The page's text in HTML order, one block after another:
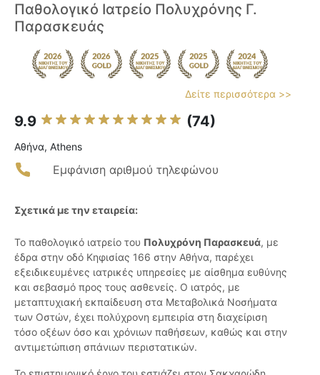
Παθολογικό Ιατρείο Πολυχρόνης Γ.
Παρασκευάς
Δείτε περισσότερα >>
9.9 (74)
Αθήνα, Athens
Εμφάνιση αριθμού τηλεφώνου
Σχετικά με την εταιρεία:
Το παθολογικό ιατρείο του Πολυχρόνη Παρασκευά, με
έδρα στην οδό Κηφισίας 166 στην Αθήνα, παρέχει
εξειδικευμένες ιατρικές υπηρεσίες με αίσθημα ευθύνης
και σεβασμό προς τους ασθενείς. Ο ιατρός, με
μεταπτυχιακή εκπαίδευση στα Μεταβολικά Νοσήματα
των Οστών, έχει πολύχρονη εμπειρία στη διαχείριση
τόσο οξέων όσο και χρόνιων παθήσεων, καθώς και στην
αντιμετώπιση σπάνιων περιστατικών.